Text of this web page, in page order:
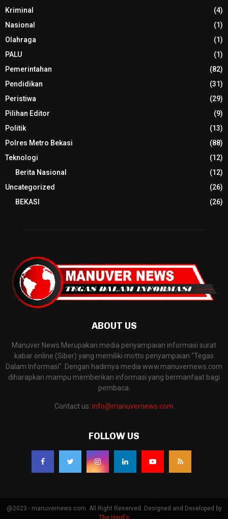
Kriminal
(4)
Nasional
(1)
Olahraga
(1)
PALU
(1)
Pemerintahan
(82)
Pendidikan
(31)
Peristiwa
(29)
Pilihan Editor
(9)
Politik
(13)
Polres Metro Bekasi
(88)
Teknologi
(12)
Berita Nasional
(12)
Uncategorized
(26)
BEKASI
(26)
ABOUT US
Manuver News Merupakan media penyampaian informasi surat
kabar online (Siber) yang memiliki motto penyampaian "Tegas
Dalam Informasi". Dengan hadirnya media www.manuvernews.com
diharapkan mampu memberikan informasi yang bermanfaat bagi
pembaca.
Contact us: info@manuvernews.com
FOLLOW US
@2023 - manuvernews.com. All Right Reserved. Designed and Developed by